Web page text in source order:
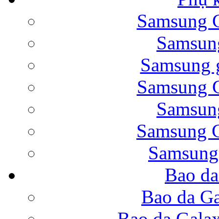
Bao da Samsung
Bao da Galaxy
Nắp lưng Samsung
Samsung
Samsung
Samsung
Bao
Bao da